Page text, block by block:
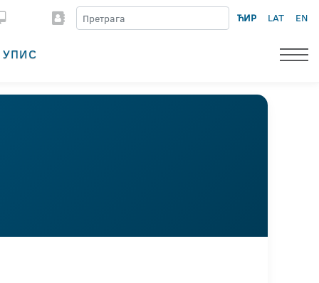
ЋИР LAT EN
УПИС